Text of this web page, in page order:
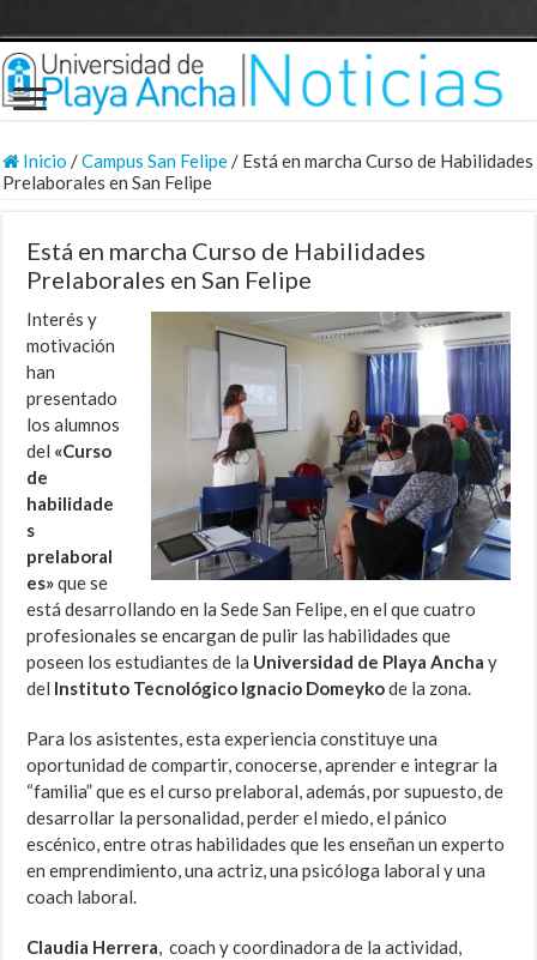
Inicio /Campus San Felipe/ Está en marcha Curso de Habilidades
Prelaborales en San Felipe
Está en marcha Curso de Habilidades
Prelaborales en San Felipe
Interés y
motivación
han
presentado
los alumnos
del «Curso
de
habilidade
s
prelaboral
es»que se
está desarrollando en la Sede San Felipe, en el que cuatro
profesionales se encargan de pulir las habilidades que
poseen los estudiantes de la Universidad de Playa Ancha y
del Instituto Tecnológico Ignacio Domeykode la zona.
Para los asistentes, esta experiencia constituye una
oportunidad de compartir, conocerse, aprender e integrar la
“familia” que es el curso prelaboral, además, por supuesto, de
desarrollar la personalidad, perder el miedo, el pánico
escénico, entre otras habilidades que les enseñan un experto
en emprendimiento, una actriz, una psicóloga laboral y una
coach laboral.
Claudia Herrera, coach y coordinadora de la actividad,